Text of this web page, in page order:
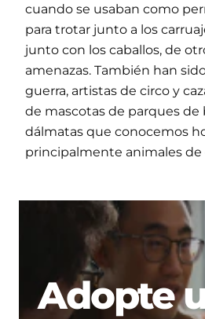
cuando se usaban como
para trotar junto a los
junto con los caballos, de
amenazas. También han
guerra, artistas de circo y
de mascotas de parques de
dálmatas que conocemos
principalmente animales de
Adopte